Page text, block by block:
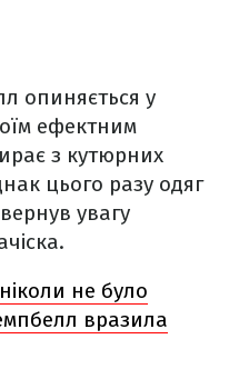
опиняється у
ефектним
з кутюрних
цього разу одяг
увагу
не було
вразила